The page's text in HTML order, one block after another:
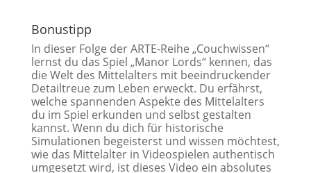
Bonustipp
In dieser Folge der ARTE-Reihe „Couchwissen“
lernst du das Spiel „Manor Lords“ kennen, das
die Welt des Mittelalters mit beeindruckender
Detailtreue zum Leben erweckt. Du erfährst,
welche spannenden Aspekte des Mittelalters
du im Spiel erkunden und selbst gestalten
kannst. Wenn du dich für historische
Simulationen begeisterst und wissen möchtest,
wie das Mittelalter in Videospielen authentisch
umgesetzt wird, ist dieses Video ein absolutes